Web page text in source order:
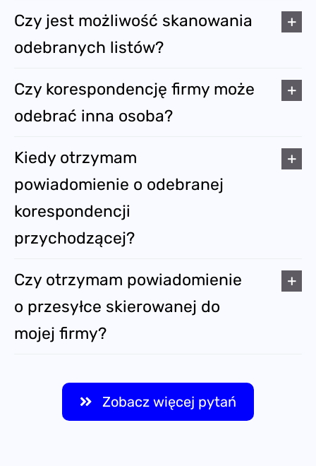
Czy jest możliwość skanowania
odebranych listów?
Czy korespondencję firmy może
odebrać inna osoba?
Kiedy otrzymam
powiadomienie o odebranej
korespondencji
przychodzącej?
Czy otrzymam powiadomienie
o przesyłce skierowanej do
mojej firmy?
Zobacz więcej pytań